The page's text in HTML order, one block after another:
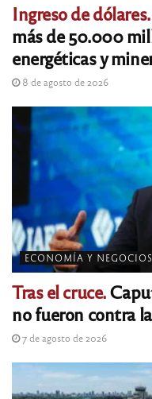
Ingreso de dólares.
más de 50.000
energéticas y
8 de agosto de 2026
ECONOMÍA Y NEGOCIOS
Tras el cruce.
no fueron contra
7 de agosto de 2026